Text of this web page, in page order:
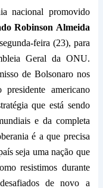
nacional promovido
Robinson Almeida
feira (23), para
Geral da ONU.
de Bolsonaro nos
americano
que está sendo
e da completa
é a que precisa
seja uma nação que
resistimos durante
de novo a